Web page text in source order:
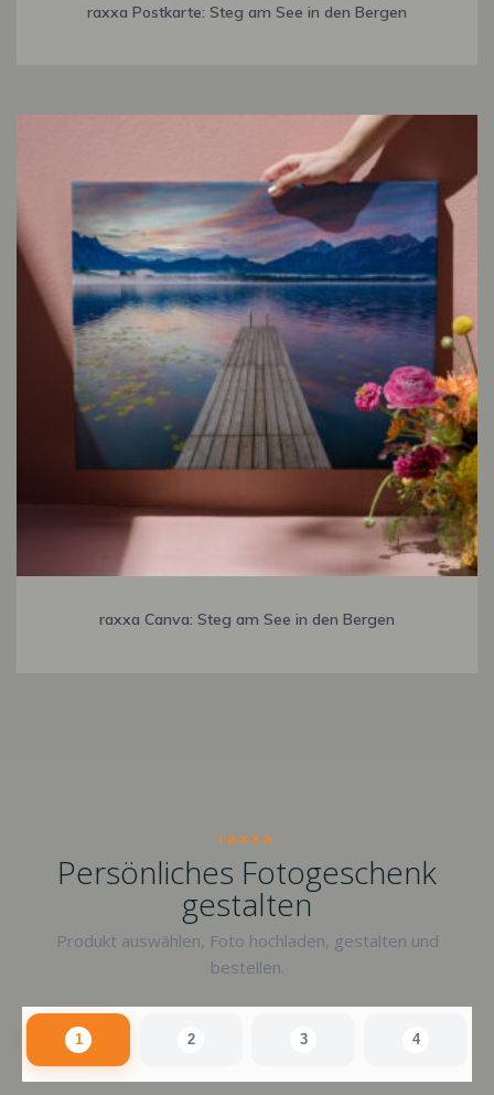
raxxa Postkarte: Steg am See in den Bergen
raxxa Canva: Steg am See in den Bergen
raxxa
Persönliches Fotogeschenk
gestalten
Produkt auswählen, Foto hochladen, gestalten und
bestellen.
1 2 3 4